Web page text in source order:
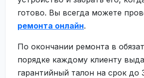
готово. Вы всегда можете
ремонта онлайн.
По окончании ремонта в
порядке каждому клиенту
гарантийный талон на срок до